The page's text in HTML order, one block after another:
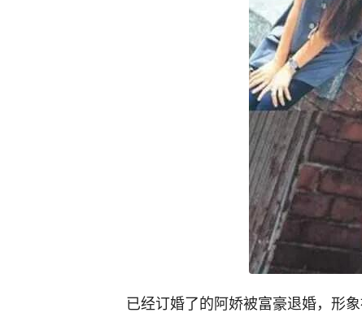
已经订婚了的阿娇被富豪退婚，形